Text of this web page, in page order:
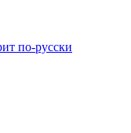
по-русски